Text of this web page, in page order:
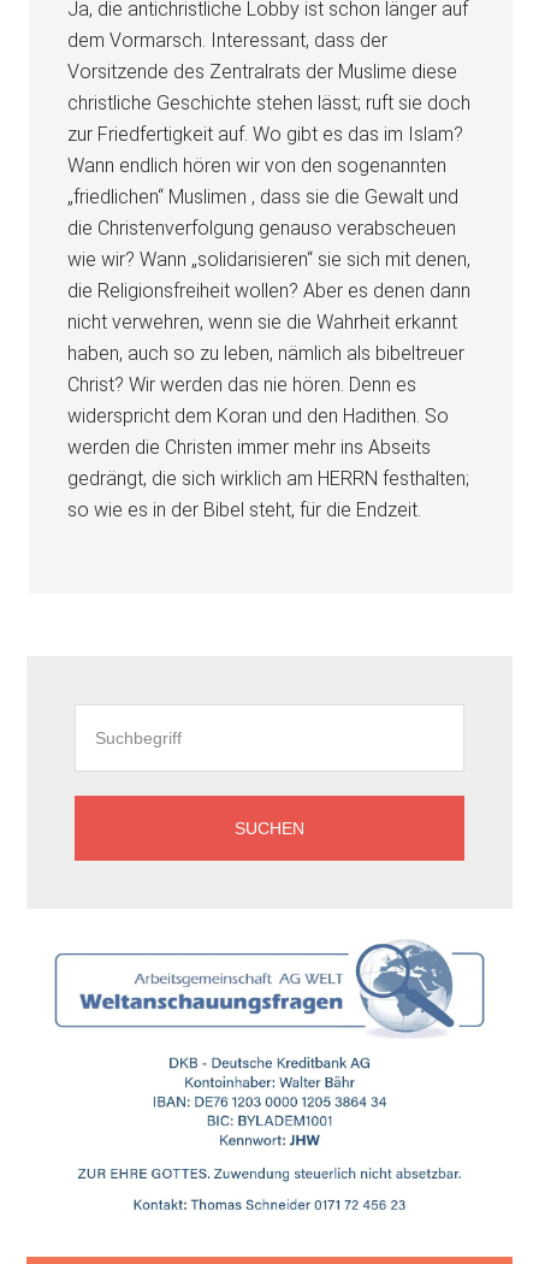
Ja, die antichristliche Lobby ist schon länger auf
dem Vormarsch. Interessant, dass der
Vorsitzende des Zentralrats der Muslime diese
christliche Geschichte stehen lässt; ruft sie doch
zur Friedfertigkeit auf. Wo gibt es das im Islam?
Wann endlich hören wir von den sogenannten
„friedlichen“ Muslimen , dass sie die Gewalt und
die Christenverfolgung genauso verabscheuen
wie wir? Wann „solidarisieren“ sie sich mit denen,
die Religionsfreiheit wollen? Aber es denen dann
nicht verwehren, wenn sie die Wahrheit erkannt
haben, auch so zu leben, nämlich als bibeltreuer
Christ? Wir werden das nie hören. Denn es
widerspricht dem Koran und den Hadithen. So
werden die Christen immer mehr ins Abseits
gedrängt, die sich wirklich am HERRN festhalten;
so wie es in der Bibel steht, für die Endzeit.